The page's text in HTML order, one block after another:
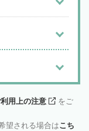
用上の注意
をご
望される場合はこち